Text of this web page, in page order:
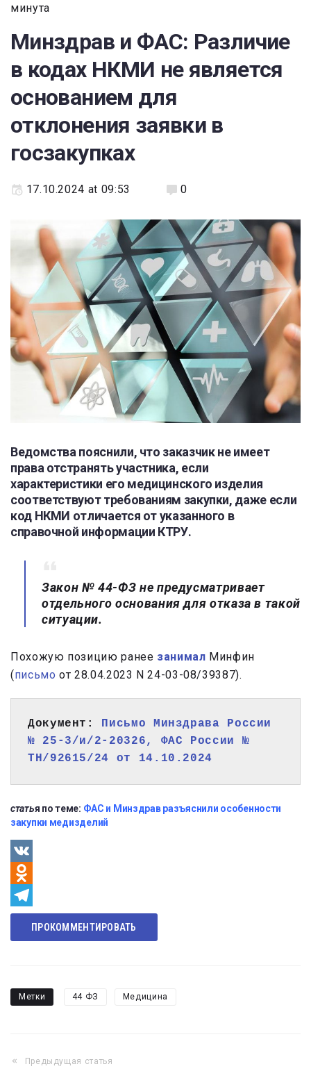
минута
Минздрав и ФАС: Различие
в кодах НКМИ не является
основанием для
отклонения заявки в
госзакупках
17.10.2024 at 09:53 0
Ведомства пояснили, что заказчик не имеет
права отстранять участника, если
характеристики его медицинского изделия
соответствуют требованиям закупки, даже если
код НКМИ отличается от указанного в
справочной информации КТРУ.
Закон № 44-ФЗ не предусматривает
отдельного основания для отказа в такой
ситуации.
Похожую позицию ранее занимал Минфин
(письмо от 28.04.2023 N 24-03-08/39387).
Документ: Письмо Минздрава России
№ 25-3/и/2-20326, ФАС России №
ТН/92615/24 от 14.10.2024
статья по теме: ФАС и Минздрав разъяснили особенности
закупки медизделий
VK
Odnoklassniki
Telegram
ПРОКОММЕНТИРОВАТЬ
Метки 44 ФЗ Медицина
Навигация
Предыдущая статья